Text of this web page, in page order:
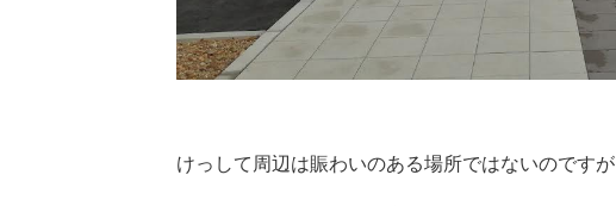
けっして周辺は賑わいのある場所ではないのですが